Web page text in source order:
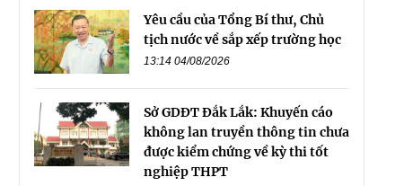
Yêu cầu của Tổng Bí thư, Chủ
tịch nước về sắp xếp trường học
13:14 04/08/2026
Sở GDĐT Đắk Lắk: Khuyến cáo
không lan truyền thông tin chưa
được kiểm chứng về kỳ thi tốt
nghiệp THPT